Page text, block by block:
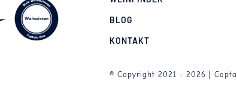
BLOG
KONTAKT
© Copyright 2021 - 2026 |